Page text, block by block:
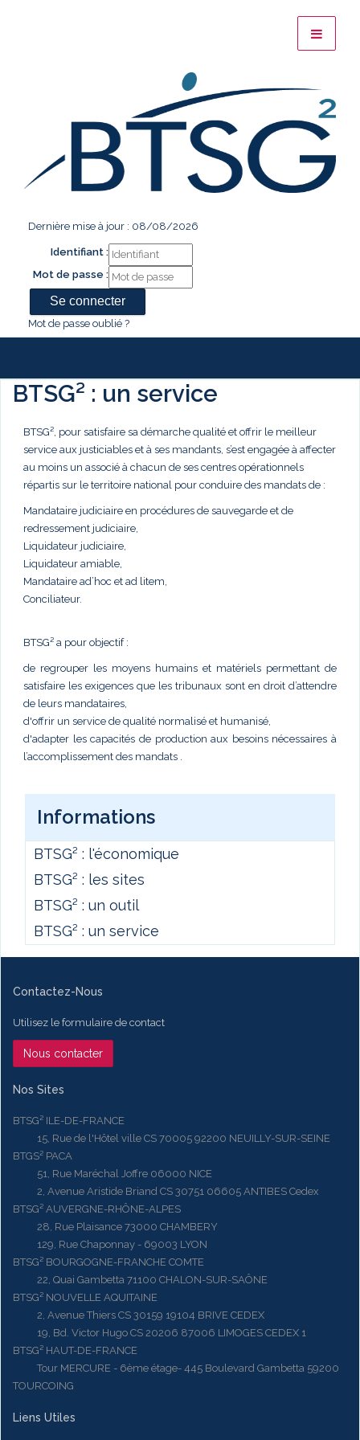
Dernière mise à jour : 08/08/2026
Identifiant :
Mot de passe :
Mot de passe oublié ?
BTSG² : un service
BTSG², pour satisfaire sa démarche qualité et offrir le meilleur
service aux justiciables et à ses mandants, s’est engagée à affecter
au moins un associé à chacun de ses centres opérationnels
répartis sur le territoire national pour conduire des mandats de :
Mandataire judiciaire en procédures de sauvegarde et de
redressement judiciaire,
Liquidateur judiciaire,
Liquidateur amiable,
Mandataire ad’hoc et ad litem,
Conciliateur.
BTSG² a pour objectif :
de regrouper les moyens humains et matériels permettant de
satisfaire les exigences que les tribunaux sont en droit d’attendre
de leurs mandataires,
d'offrir un service de qualité normalisé et humanisé,
d'adapter les capacités de production aux besoins nécessaires à
l’accomplissement des mandats .
Informations
BTSG² : l'économique
BTSG² : les sites
BTSG² : un outil
BTSG² : un service
Contactez-Nous
Utilisez le formulaire de contact
Nous contacter
Nos Sites
BTSG² ILE-DE-FRANCE
15, Rue de l'Hôtel ville CS 70005 92200 NEUILLY-SUR-SEINE
BTGS² PACA
51, Rue Maréchal Joffre 06000 NICE
2, Avenue Aristide Briand CS 30751 06605 ANTIBES Cedex
BTSG² AUVERGNE-RHÔNE-ALPES
28, Rue Plaisance 73000 CHAMBERY
129, Rue Chaponnay - 69003 LYON
BTSG² BOURGOGNE-FRANCHE COMTE
22, Quai Gambetta 71100 CHALON-SUR-SAÔNE
BTSG² NOUVELLE AQUITAINE
2, Avenue Thiers CS 30159 19104 BRIVE CEDEX
19, Bd. Victor Hugo CS 20206 87006 LIMOGES CEDEX 1
BTSG² HAUT-DE-FRANCE
Tour MERCURE - 6ème étage- 445 Boulevard Gambetta 59200
TOURCOING
Liens Utiles